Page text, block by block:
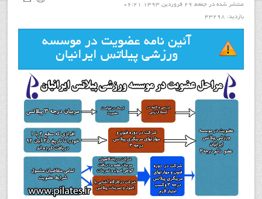
منتشر شده در جمعه, 29 فروردين 1393 06:21
بازدید: 43298
آئين نامه عضويت در موسسه
ورزشي پيلاتس ايرانيان